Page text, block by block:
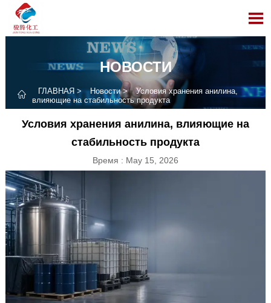

НОВОСТИ
 ГЛАВНАЯ> Новости>
Условия хранения анилина,
влияющие на стабильность продукта
Условия хранения анилина, влияющие на
стабильность продукта
Время : May 15, 2026